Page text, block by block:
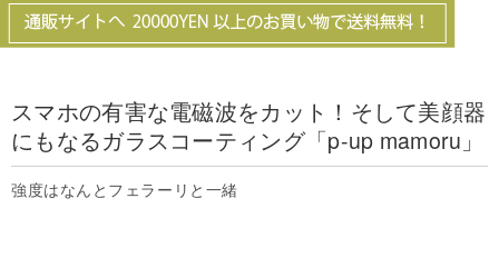
スマホの有害な電磁波をカット！そして美顔器
にもなるガラスコーティング「p-up mamoru」
強度はなんとフェラーリと一緒